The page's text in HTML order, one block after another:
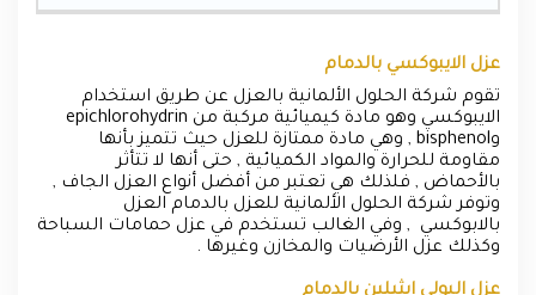
عزل الايبوكسي بالدمام
تقوم شركة الحلول الألمانية بالعزل عن طريق استخدام
الايبوكسي وهو مادة كيميائية مركبة من epichlorohydrin
وbisphenol , وهي مادة ممتازة للعزل حيث تتميز بأنها
مقاومة للحرارة والمواد الكميائية , حتى أنها لا تتأثر
بالأحماض , فلذلك هي تعتبر من أفضل أنواع العزل الجاف ,
وتوفر شركة الحلول الألمانية للعزل بالدمام العزل
بالابوكسي , وفي الغالب تستخدم في عزل حمامات السباحة
وكذلك عزل الأرضيات والمخازن وغيرها .
عزل البولي ايثيلين بالدمام